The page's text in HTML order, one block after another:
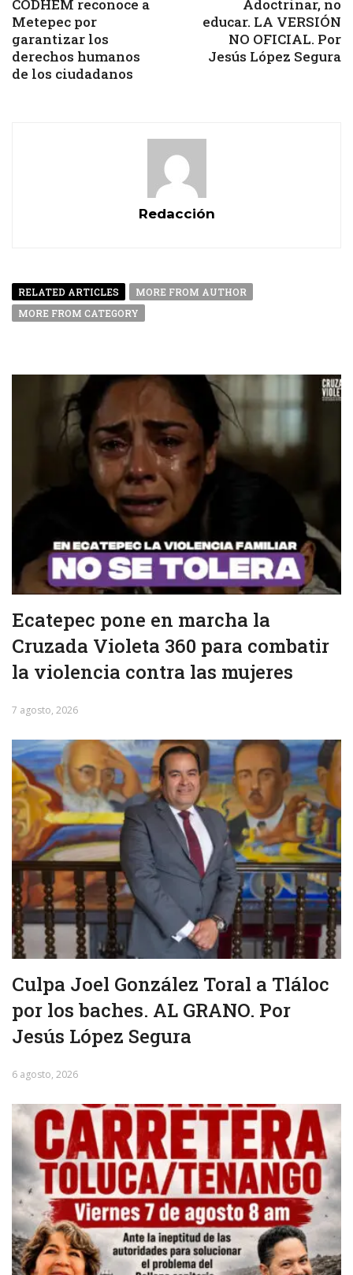
CODHEM reconoce a
Metepec por
garantizar los
derechos humanos
de los ciudadanos
Adoctrinar, no
educar. LA VERSIÓN
NO OFICIAL. Por
Jesús López Segura
Redacción
RELATED ARTICLES
MORE FROM AUTHOR
MORE FROM CATEGORY
Ecatepec pone en marcha la
Cruzada Violeta 360 para combatir
la violencia contra las mujeres
7 agosto, 2026
Culpa Joel González Toral a Tláloc
por los baches. AL GRANO. Por
Jesús López Segura
6 agosto, 2026